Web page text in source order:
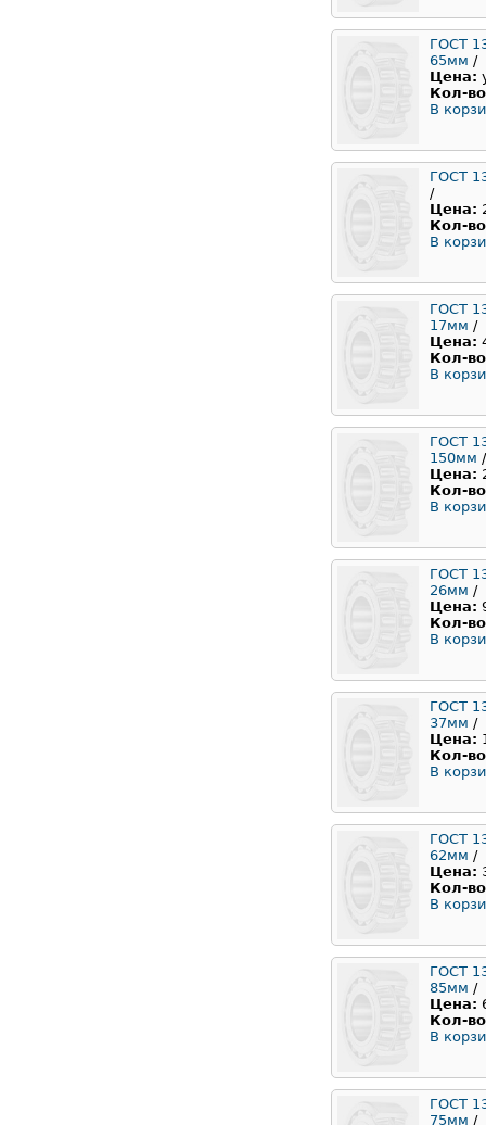
ГОСТ
65мм /
Цена:
Кол-
В
ГОСТ
/
Цена:
Кол-
В
ГОСТ
17мм /
Цена:
Кол-
В
ГОСТ
150мм /
Цена:
Кол-
В
ГОСТ
26мм /
Цена:
Кол-
В
ГОСТ
37мм /
Цена:
Кол-
В
ГОСТ
62мм /
Цена:
Кол-
В
ГОСТ
85мм /
Цена:
Кол-
В
ГОСТ
75мм /